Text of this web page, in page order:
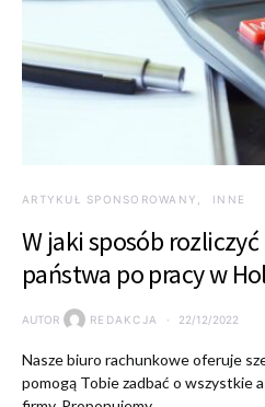
ARTYKUŁ SPONSOROWANY INNE
W jaki sposób
państwa po pracy w
AUTOR REDAKCJA 22/12/2022
Nasze biuro rachunkowe oferuje
pomogą Tobie zadbać o wszystkie